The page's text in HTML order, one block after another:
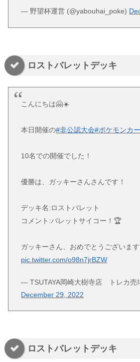
— 野望杯運営 (@yabouhai_poke)
ロストバレットデッキ
こんにちは🤗☀️
本日開催の#非公認大会#ポケモンカ
10名での開催でした！
優勝は、ガッキーさんさんです！
デッキ名:ロストバレット
コメント:バレットサイコー！🏆
ガッキーさん、おめでとうございま
pic.twitter.com/o98n7jrBZW
— TSUTAYA岡崎大樹寺店 トレカ売
December 29, 2022
ロストバレットデッキ